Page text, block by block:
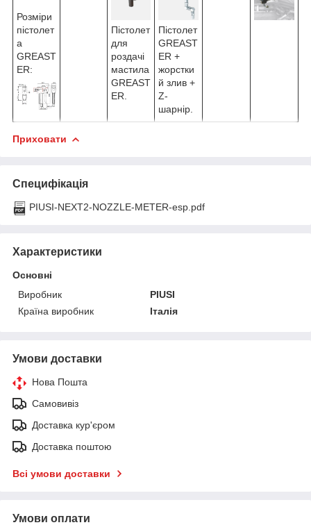
Розміри
пістолет
а
GREAST
ER:
Пістолет
для
роздачі
мастила
GREAST
ER.
Пістолет
GREAST
ER +
жорстки
й злив +
Z-
шарнір.
Приховати
Специфікація
PIUSI-NEXT2-NOZZLE-METER-esp.pdf
Характеристики
Основні
Виробник
PIUSI
Країна виробник
Італія
Умови доставки
Нова Пошта
Самовивіз
Доставка кур'єром
Доставка поштою
Всі умови доставки
Умови оплати